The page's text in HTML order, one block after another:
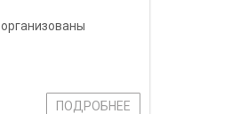
ПОДРОБНЕЕ